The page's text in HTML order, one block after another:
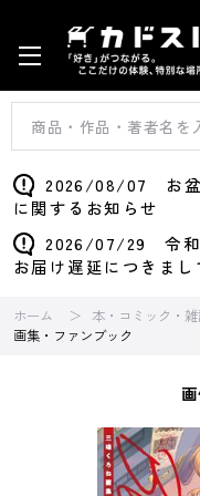
2026/08/07 お盆
に関するお知らせ
2026/07/29 令和
お届け遅延につきまし
ホーム 本・コミック・
画集・ファンブック